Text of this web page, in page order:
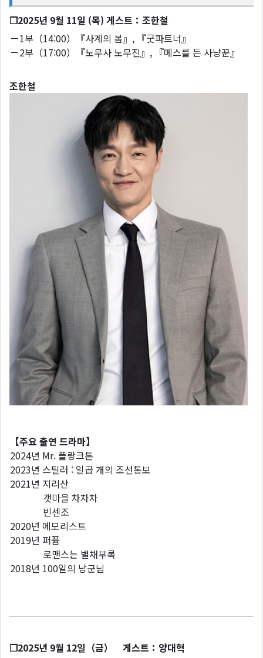
❐2025년 9월 11일 (목) 게스트：조한철
－1부（14:00）『사계의 봄』, 『굿파트너』
－2부（17:00）『노무사 노무진』, 『메스를 든 사냥꾼』
조한철
【주요 출연 드라마】
2024년 Mr. 플랑크톤
2023년 스틸러 : 일곱 개의 조선통보
2021년 지리산
갯마을 차차차
빈센조
2020년 메모리스트
2019년 퍼퓸
로맨스는 별채부록
2018년 100일의 낭군님
❐2025년 9월 12일（금） 게스트：양대혁